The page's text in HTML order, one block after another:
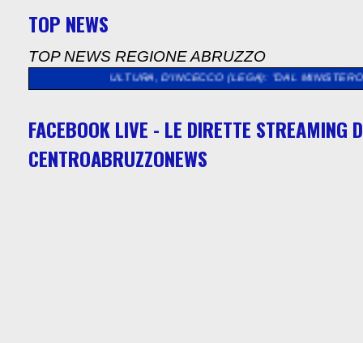
TOP NEWS
TOP NEWS REGIONE ABRUZZO
CULTURA, D'INCECCO (LEGA): "DAL MINISTERO QUASI 5
FACEBOOK LIVE - LE DIRETTE STREAMING
CENTROABRUZZONEWS